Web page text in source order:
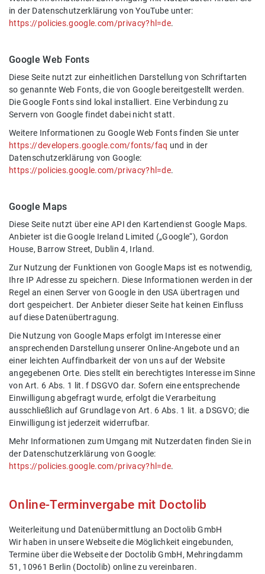
in der Datenschutzerklärung von YouTube unter:
https://policies.google.com/privacy?hl=de.
Google Web Fonts
Diese Seite nutzt zur einheitlichen Darstellung von Schriftarten
so genannte Web Fonts, die von Google bereitgestellt werden.
Die Google Fonts sind lokal installiert. Eine Verbindung zu
Servern von Google findet dabei nicht statt.
Weitere Informationen zu Google Web Fonts finden Sie unter
https://developers.google.com/fonts/faq und in der
Datenschutzerklärung von Google:
https://policies.google.com/privacy?hl=de.
Google Maps
Diese Seite nutzt über eine API den Kartendienst Google Maps.
Anbieter ist die Google Ireland Limited („Google“), Gordon
House, Barrow Street, Dublin 4, Irland.
Zur Nutzung der Funktionen von Google Maps ist es notwendig,
Ihre IP Adresse zu speichern. Diese Informationen werden in der
Regel an einen Server von Google in den USA übertragen und
dort gespeichert. Der Anbieter dieser Seite hat keinen Einfluss
auf diese Datenübertragung.
Die Nutzung von Google Maps erfolgt im Interesse einer
ansprechenden Darstellung unserer Online-Angebote und an
einer leichten Auffindbarkeit der von uns auf der Website
angegebenen Orte. Dies stellt ein berechtigtes Interesse im Sinne
von Art. 6 Abs. 1 lit. f DSGVO dar. Sofern eine entsprechende
Einwilligung abgefragt wurde, erfolgt die Verarbeitung
ausschließlich auf Grundlage von Art. 6 Abs. 1 lit. a DSGVO; die
Einwilligung ist jederzeit widerrufbar.
Mehr Informationen zum Umgang mit Nutzerdaten finden Sie in
der Datenschutzerklärung von Google:
https://policies.google.com/privacy?hl=de.
Online-Terminvergabe mit Doctolib
Weiterleitung und Datenübermittlung an Doctolib GmbH
Wir haben in unsere Webseite die Möglichkeit eingebunden,
Termine über die Webseite der Doctolib GmbH, Mehringdamm
51, 10961 Berlin (Doctolib) online zu vereinbaren.